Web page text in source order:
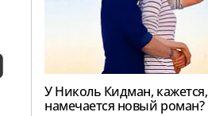
У Николь Кидман, кажется,
намечается новый роман?